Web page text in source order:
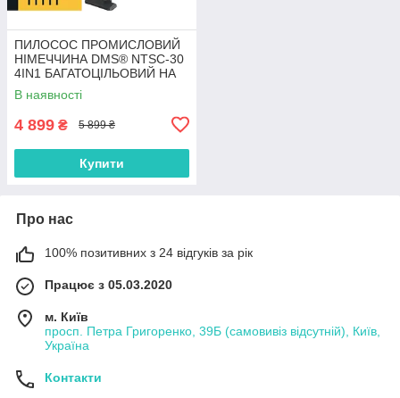
ПИЛОСОС ПРОМИСЛОВИЙ
НІМЕЧЧИНА DMS® NTSC-30
4IN1 БАГАТОЦІЛЬОВИЙ НА
30 Л
В наявності
4 899 ₴ 5 899 ₴
Купити
Про нас
100% позитивних з 24 відгуків за рік
Працює з 05.03.2020
м. Київ
просп. Петра Григоренко, 39Б (самовивіз відсутній), Київ,
Україна
Контакти